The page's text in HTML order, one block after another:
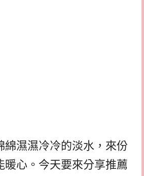
綿濕濕冷冷的淡水，來份
暖心。今天要來分享推薦